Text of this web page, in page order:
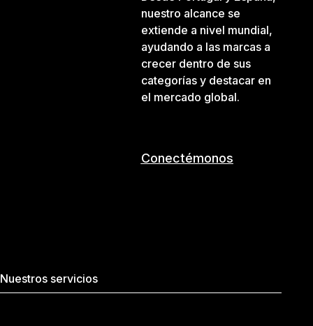
nuestro alcance se
extiende a nivel mundial,
ayudando a las marcas a
crecer dentro de sus
categorías y destacar en
el mercado global.
Conectémonos
Nuestros servicios